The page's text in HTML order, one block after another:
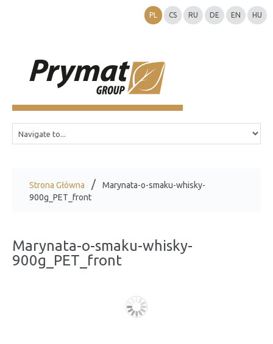
PL CS RU DE EN HU
Strona Główna
Marynata-o-smaku-whisky-
900g_PET_front
Marynata-o-smaku-whisky-
900g_PET_front